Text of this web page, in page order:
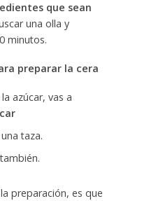
que sean
una olla y
minutos.
preparar la cera
azúcar, vas a
taza.
preparación, es que